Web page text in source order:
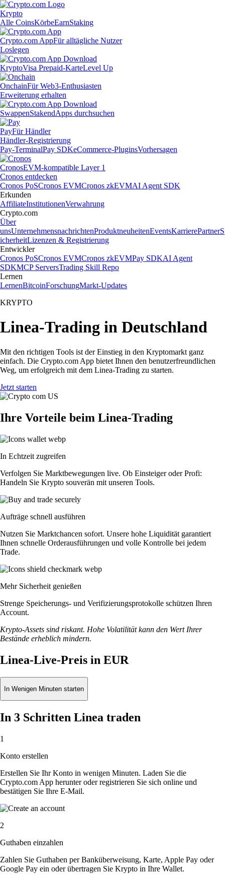
Krypto
Alle CoinsKörbeEarnStaking
Crypto.com AppFür alltägliche Nutzer
Loslegen
KryptoVisa Prepaid-KarteLevel Up
OnchainFür Web3-Enthusiasten
Erweiterung erhalten
SwappenStakendApps durchsuchen
PayFür Händler
Händler-Registrierung
Pay-TerminalPay SDKeCommerce-PluginsVorhersagen
CronosEVM-kompatible Layer 1
Cronos entdecken
Cronos PoSCronos EVMCronos zkEVMAI Agent SDK
Erkunden
AffiliateInstitutionenVerwahrung
Crypto.com
Über
unsUnternehmensnachrichtenProduktneuheitenEventsKarrierePartnerS
icherheitLizenzen & Registrierung
Entwickler
Cronos PoSCronos EVMCronos zkEVMPay SDKAI Agent
SDKMCP ServersTrading Skill Repo
Lernen
LernenBitcoinForschungMarkt-Updates
KRYPTO
Linea-Trading in Deutschland
Mit den richtigen Tools ist der Einstieg in den Kryptomarkt ganz
einfach. Die Crypto.com App bietet Ihnen den benutzerfreundlichen
Weg, um erfolgreich mit dem Linea-Trading zu starten.
Jetzt starten
Ihre Vorteile beim Linea-Trading
In Echtzeit zugreifen
Verfolgen Sie Marktbewegungen live. Ob Einsteiger oder Profi:
Handeln Sie Krypto souverän mit unseren Tools.
Aufträge schnell ausführen
Nutzen Sie Marktchancen sofort. Unsere hohe Liquidität garantiert
Ihnen schnelle Orderausführungen und volle Kontrolle bei jedem
Trade.
Mehr Sicherheit genießen
Strenge Speicherungs- und Verifizierungsprotokolle schützen Ihren
Account.
Krypto-Assets sind riskant. Hohe Volatilität kann den Wert Ihrer
Bestände erheblich mindern.
Linea-Live-Preis in EUR
In Wenigen Minuten starten
In 3 Schritten Linea traden
1
Konto erstellen
Erstellen Sie Ihr Konto in wenigen Minuten. Laden Sie die
Crypto.com App herunter oder registrieren Sie sich online und
bestätigen Sie Ihre E-Mail.
2
Guthaben einzahlen
Zahlen Sie Guthaben per Banküberweisung, Karte, Apple Pay oder
Google Pay ein oder übertragen Sie Krypto in Ihre Wallet.